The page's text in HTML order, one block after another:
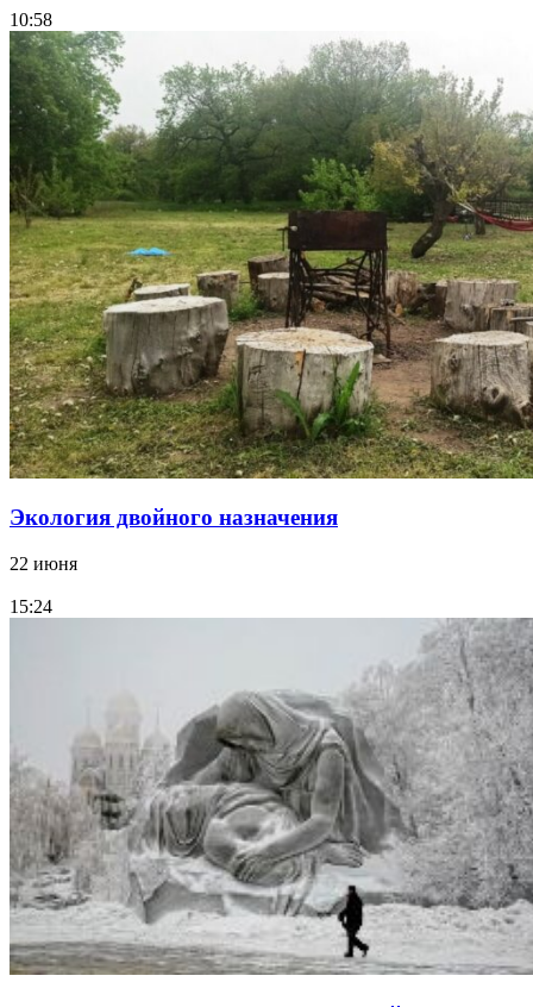
10:58
Экология двойного назначения
22 июня
15:24